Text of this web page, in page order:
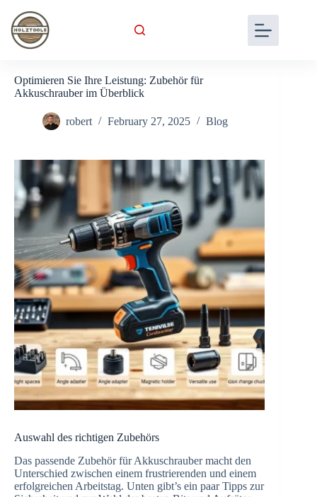
content
Optimieren Sie Ihre Leistung: Zubehör für
Akkuschrauber im Überblick
robert February 27, 2025 Blog
Auswahl des richtigen Zubehörs
Das passende Zubehör für Akkuschrauber macht den
Unterschied zwischen einem frustrierenden und einem
erfolgreichen Arbeitstag. Unten gibt’s ein paar Tipps zur